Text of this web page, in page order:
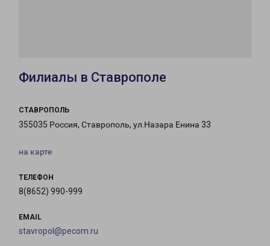
Филиалы в Ставрополе
СТАВРОПОЛЬ
355035 Россия, Ставрополь, ул.Назара Енина 33
на карте
ТЕЛЕФОН
8(8652) 990-999
EMAIL
stavropol@pecom.ru